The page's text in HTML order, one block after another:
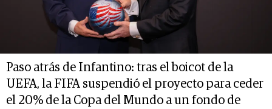
Paso atrás de Infantino: tras el boicot de la
UEFA, la FIFA suspendió el proyecto para ceder
el 20% de la Copa del Mundo a un fondo de